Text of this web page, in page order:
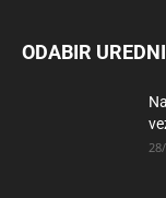
ODABIR